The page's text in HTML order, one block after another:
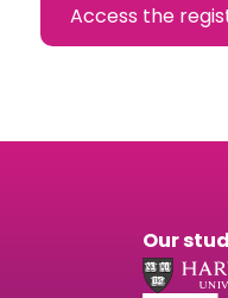
Access the
Our